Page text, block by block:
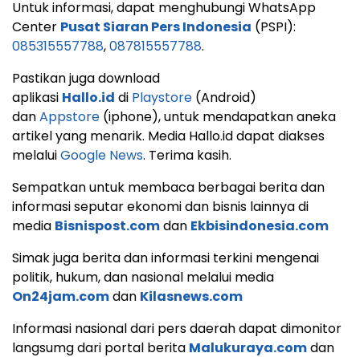
Untuk informasi, dapat menghubungi WhatsApp
Center Pusat Siaran Pers Indonesia (PSPI):
085315557788,087815557788.
Pastikan juga download
aplikasi Hallo.id di Playstore (Android)
danAppstore (iphone), untuk mendapatkan aneka
artikel yang menarik. Media Hallo.id dapat diakses
melaluiGoogle News. Terima kasih.
Sempatkan untuk membaca berbagai berita dan
informasi seputar ekonomi dan bisnis lainnya di
media Bisnispost.comdan Ekbisindonesia.com
Simak juga berita dan informasi terkini mengenai
politik, hukum, dan nasional melalui media
On24jam.comdan Kilasnews.com
Informasi nasional dari pers daerah dapat dimonitor
langsumg dari portal berita Malukuraya.comdan